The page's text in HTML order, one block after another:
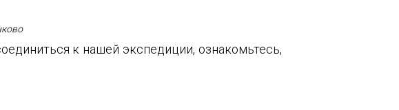
к нашей экспедиции, ознакомьтесь,